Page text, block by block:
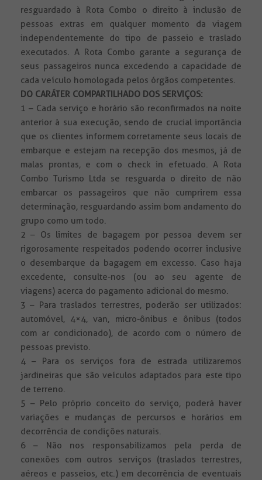
resguardado à Rota Combo o direito à inclusão de
pessoas extras em qualquer momento da viagem
independentemente do tipo de passeio e traslado
executados. A Rota Combo garante a segurança de
seus passageiros nunca excedendo a capacidade de
cada veículo homologada pelos órgãos competentes.
DO CARÁTER COMPARTILHADO DOS SERVIÇOS:
1 – Cada serviço e horário são reconfirmados na noite
anterior à sua execução, sendo de crucial importância
que os clientes informem corretamente seus locais de
embarque e estejam na recepção dos mesmos, já de
malas prontas, e com o check in efetuado. A Rota
Combo Turismo Ltda se resguarda o direito de não
embarcar os passageiros que não cumprirem essa
determinação, resguardando assim bom andamento do
grupo como um todo.
2 – Os limites de bagagem por pessoa devem ser
rigorosamente respeitados podendo ocorrer inclusive
o desembarque da bagagem em excesso. Caso haja
excedente, consulte-nos (ou ao seu agente de
viagens) acerca do pagamento adicional do mesmo.
3 – Para traslados terrestres, poderão ser utilizados:
automóvel, 4×4, van, micro-ônibus e ônibus (todos
com ar condicionado), de acordo com o número de
pessoas previsto.
4 – Para os serviços fora de estrada utilizaremos
jardineiras que são veículos adaptados para este tipo
de terreno.
5 – Pelo próprio conceito do serviço, poderá haver
variações e mudanças de percursos e horários em
decorrência de condições naturais.
6 – Não nos responsabilizamos pela perda de
conexões com outros serviços (traslados terrestres,
aéreos e passeios, etc.) em decorrência de eventuais